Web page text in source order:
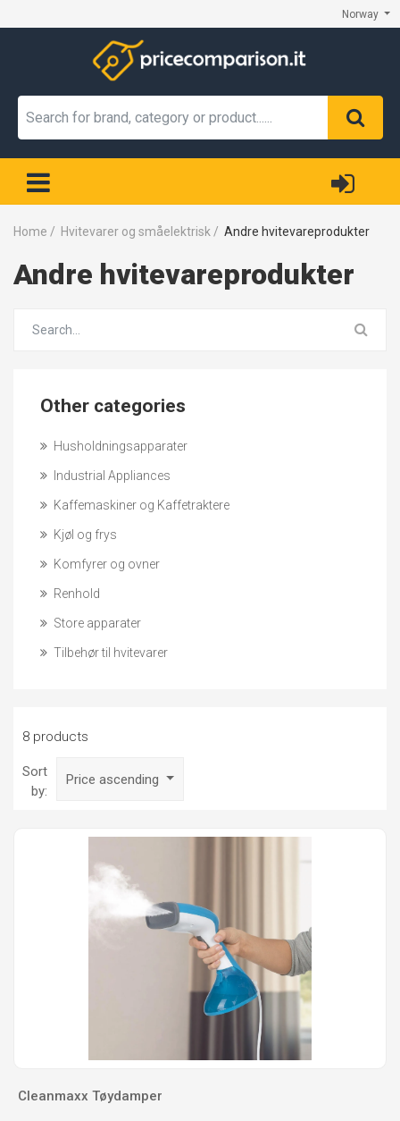
Norway
Home / Hvitevarer og småelektrisk / Andre hvitevareprodukter
Andre hvitevareprodukter
Other categories
Husholdningsapparater
Industrial Appliances
Kaffemaskiner og Kaffetraktere
Kjøl og frys
Komfyrer og ovner
Renhold
Store apparater
Tilbehør til hvitevarer
8 products
Sort
by:
Price ascending
Cleanmaxx Tøydamper